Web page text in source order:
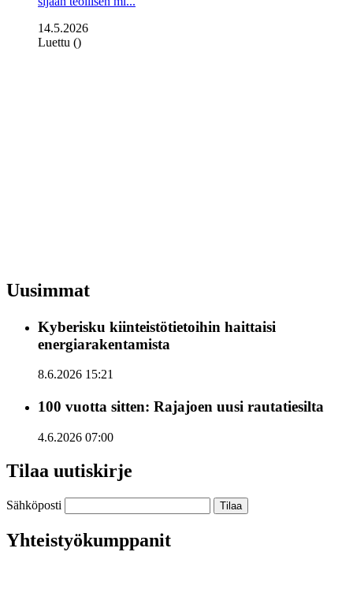
14.5.2026
Luettu ()
Uusimmat
Kyberisku kiinteistötietoihin haittaisi
energiarakentamista
8.6.2026 15:21
100 vuotta sitten: Rajajoen uusi rautatiesilta
4.6.2026 07:00
Tilaa uutiskirje
Sähköposti
Yhteistyökumppanit